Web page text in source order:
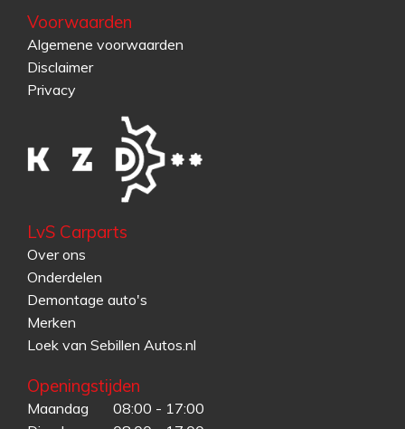
Voorwaarden
Algemene voorwaarden
Disclaimer
Privacy
LvS Carparts
Over ons
Onderdelen
Demontage auto's
Merken
Loek van Sebillen Autos.nl
Openingstijden
Maandag
08:00 - 17:00